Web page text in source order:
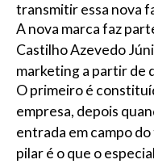
transmitir essa nova
A nova marca faz
Castilho Azevedo
marketing a partir de
O primeiro é
empresa, depois
entrada em campo
pilar é o que o